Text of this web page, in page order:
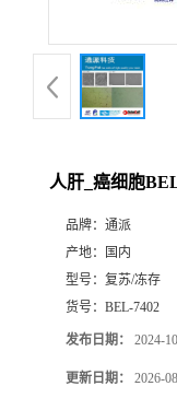
人肝_癌细胞
品牌： 通派
产地：
国内
型号： 复苏/冻存
货号： BEL-7402
发布日期： 2024-
更新日期： 2026-